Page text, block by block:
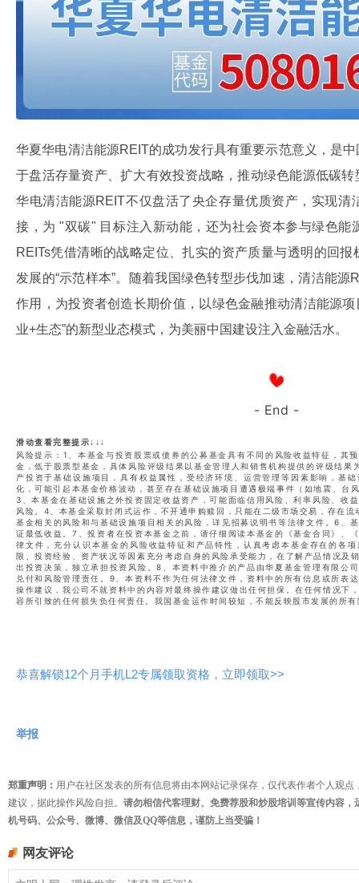
华夏华电清洁能源REIT的成功发行具有重要示范意义，是
于盘活存量资产、扩大有效投资战略，推动绿色能源低碳
华电清洁能源REIT不仅盘活了央企存量优质资产，实现清
接，为 "双碳" 目标注入新动能，还为社会资本参与绿色能
REITs凭借清晰的战略定位、扎实的资产质量与透明的回
发展的“示范样本”。随着我国绿色转型步伐加速，清洁能源
作用，为投资者创造长期价值，以绿色金融推动清洁能源
业+生态”的新型业态模式，为美丽中国建设注入金融活水。
- End -
滑动查看完整提示↓↓↓
风险提示：1、本基金与投资股票或债券的公募基金具有不同的风险收益特征，其
金，低于股票型基金，具体风险评级结果以基金管理人和销售机构提供的评级结
产投资于基础设施项目，具有权益属性，受经济环境、运营管理等因素影响，基
化，可能引起本基金价格波动，甚至存在基础设施项目遭遇极端事件（如地震、台
3、本基金在基础设施之外投资固定收益资产，可能面临信用风险、利率风险、收
风险。4、本基金采取封闭式运作，不开通申购赎回，只能在二级市场交易，存在
基金相关的风险和与基础设施项目相关的风险，详见招募说明书等法律文件。6、
证最低收益。7、投资者在投资本基金之前，请仔细阅读本基金的《基金合同》、
律文件，充分认识本基金的风险收益特征和产品特性，认真考虑本基金存在的各
限、投资经验、资产状况等因素充分考虑自身的风险承受能力，在了解产品情况及
出投资决策，独立承担投资风险。8、本资料中推介的产品由华夏基金管理有限公
兑付和风险管理责任。9、本资料不作为任何法律文件，资料中的所有信息或所表
操作建议，我公司不就资料中的内容对最终操作建议做出任何担保。在任何情况下
容所引致的任何损失负任何责任。我国基金运作时间较短，不能反映股市发展的所
恭喜解锁12个月手机L2专属领取资格，立即领取>>
举报
郑重声明： 用户在社区发表的所有信息将由本网站记录保存，仅代表作者个人观
建议，据此操作风险自担。 请勿相信代客理财、免费荐股和炒股培训等宣传内容
机号码、公众号、微博、微信及QQ等信息，谨防上当受骗！
网友评论